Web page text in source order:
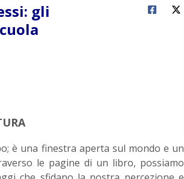
gli
è una finestra aperta sul mondo e un
le pagine di un libro, possiamo